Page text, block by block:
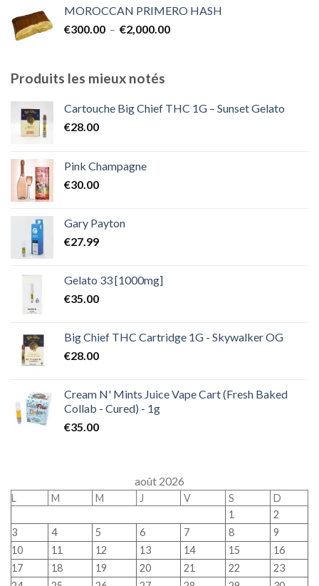
€300.00
à
MOROCCAN PRIMERO HASH
€300.00 – €2,000.00Plage
€2,000.00
Produits les mieux notés
Cartouche Big Chief THC 1G – Sunset Gelato
€28.00
Pink Champagne
€30.00
Gary Payton
€27.99
Gelato 33 [1000mg]
€35.00
Big Chief THC Cartridge 1G - Skywalker OG
€28.00
Cream N' Mints Juice Vape Cart (Fresh Baked
Collab - Cured) - 1g
€35.00
août 2026
L M M J V S
D
1
2
3
4 5 6 7 8
9
10
11 12 13 14 15
16
17
18 19 20 21 22
23